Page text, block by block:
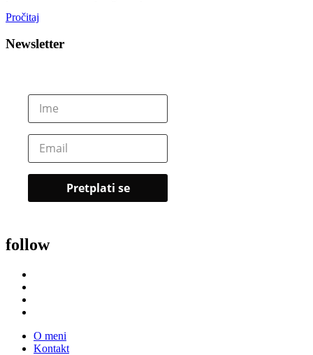
Pročitaj
Newsletter
follow
O meni
Kontakt